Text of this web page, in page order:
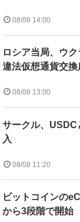
08/08 14:00
ロシア当局、ウ
違法仮想通貨交
08/08 13:00
サークル、
入
08/08 11:20
ビットコインの
から3段階で開始